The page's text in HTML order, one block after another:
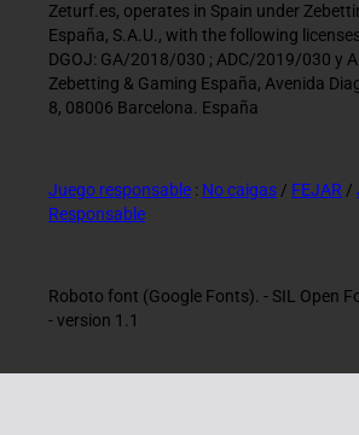
Zeturf.es, operates in Spain under
España, S.A.U., with the following
DGOJ: GA/2018/030 ; ADC/2019/030 y
Zebetting & Gaming España, Avenida
8, 08006 Barcelona. España
Juego responsable : No caigas / FEJAR /
Responsable
Roboto font (Google Fonts). - SIL Open
- version 1.1